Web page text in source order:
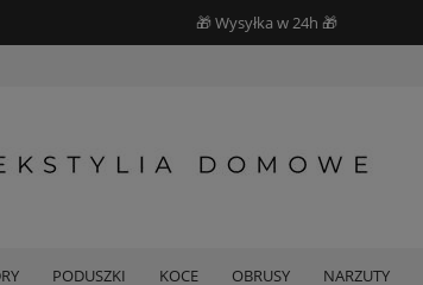
🎁 Wysyłka w 24h 🎁
PODUSZKI KOCE OBRUSY NARZUTY